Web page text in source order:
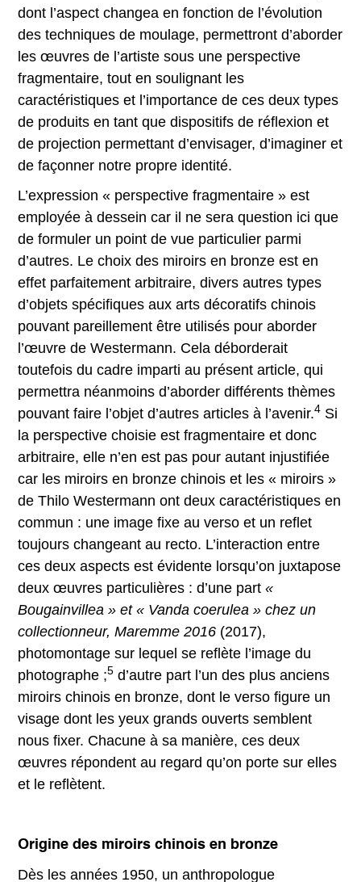
dont l’aspect changea en fonction de l’évolution
des techniques de moulage, permettront d’aborder
les œuvres de l’artiste sous une perspective
fragmentaire, tout en soulignant les
caractéristiques et l’importance de ces deux types
de produits en tant que dispositifs de réflexion et
de projection permettant d’envisager, d’imaginer et
de façonner notre propre identité.
L’expression « perspective fragmentaire » est
employée à dessein car il ne sera question ici que
de formuler un point de vue particulier parmi
d’autres. Le choix des miroirs en bronze est en
effet parfaitement arbitraire, divers autres types
d’objets spécifiques aux arts décoratifs chinois
pouvant pareillement être utilisés pour aborder
l’œuvre de Westermann. Cela déborderait
toutefois du cadre imparti au présent article, qui
permettra néanmoins d’aborder différents thèmes
pouvant faire l’objet d’autres articles à l’avenir.4 Si
la perspective choisie est fragmentaire et donc
arbitraire, elle n’en est pas pour autant injustifiée
car les miroirs en bronze chinois et les « miroirs »
de Thilo Westermann ont deux caractéristiques en
commun : une image fixe au verso et un reflet
toujours changeant au recto. L’interaction entre
ces deux aspects est évidente lorsqu’on juxtapose
deux œuvres particulières : d’une part«
Bougainvillea » et « Vanda coerulea » chez un
collectionneur, Maremme 2016 (2017),
photomontage sur lequel se reflète l’image du
photographe ;5 d’autre part l’un des plus anciens
miroirs chinois en bronze, dont le verso figure un
visage dont les yeux grands ouverts semblent
nous fixer. Chacune à sa manière, ces deux
œuvres répondent au regard qu’on porte sur elles
et le reflètent.
Origine des miroirs chinois en bronze
Dès les années 1950, un anthropologue